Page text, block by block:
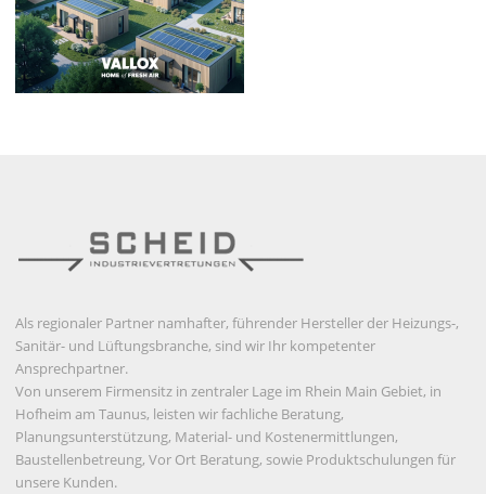
Als regionaler Partner namhafter, führender Hersteller der Heizungs-,
Sanitär- und Lüftungsbranche, sind wir Ihr kompetenter
Ansprechpartner.
Von unserem Firmensitz in zentraler Lage im Rhein Main Gebiet, in
Hofheim am Taunus, leisten wir fachliche Beratung,
Planungsunterstützung, Material- und Kostenermittlungen,
Baustellenbetreung, Vor Ort Beratung, sowie Produktschulungen für
unsere Kunden.